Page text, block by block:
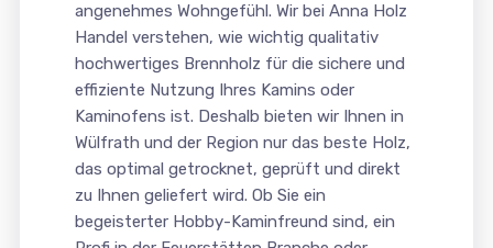
angenehmes Wohngefühl. Wir bei Anna Holz
Handel verstehen, wie wichtig qualitativ
hochwertiges Brennholz für die sichere und
effiziente Nutzung Ihres Kamins oder
Kaminofens ist. Deshalb bieten wir Ihnen in
Wülfrath und der Region nur das beste Holz,
das optimal getrocknet, geprüft und direkt
zu Ihnen geliefert wird. Ob Sie ein
begeisterter Hobby-Kaminfreund sind, ein